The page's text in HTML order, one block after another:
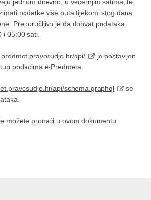
jednom dnevno, u večernjim satima, te
podatke više puta tijekom istog dana
Preporučljivo je da dohvat podataka
i 05:00 sati.
predmet.pravosudje.hr/api/
je postavljen
podacima e-Predmeta.
api/schema.graphql
se
možete pronaći uovom dokumentu